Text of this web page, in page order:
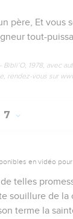
père, Et vous
tout-
1978, avec
rendez-vous sur
7
en vidéo pour
telles
souillure de la
terme la